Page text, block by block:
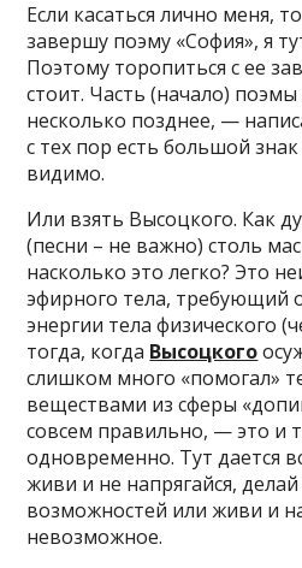
Если касаться лично меня,
завершу поэму «София», я
Поэтому торопиться с ее
стоит. Часть (начало)
несколько позднее, —
с тех пор есть большой знак
видимо.
Или взять Высоцкого. Как
(песни – не важно) столь
насколько это легко? Это
эфирного тела, требующий
энергии тела физического
тогда, когда Высоцкого
слишком много «помогал»
веществами из сферы
совсем правильно, — это и
одновременно. Тут дается
живи и не напрягайся,
возможностей или живи и
невозможное.